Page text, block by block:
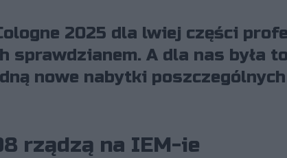
2025 dla lwiej części
sprawdzianem. A dla nas była
nowe nabytki
rządzą na IEM-ie